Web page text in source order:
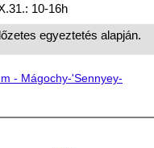
10-16h
egyeztetés alapján.
- Mágochy-'Sennyey-